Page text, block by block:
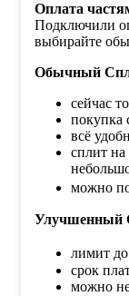
Оплата
Подключили
выбирайте
Обычный
сейчас
покупка
всё
сплит
можно
Улучшенный
лимит
срок
можно